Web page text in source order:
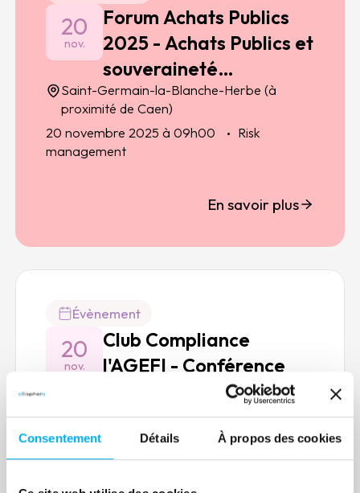
Consentement Détails À propos des cookies
20
nov.
Forum Achats Publics
2025 - Achats Publics et
souveraineté
alimentaire : un
engagement territorial
Saint-Germain-la-Blanche-Herbe (à
proximité de Caen)
20 novembre 2025 à 09h00
Risk
management
En savoir plus
Évènement
20
nov.
Club Compliance
l'AGEFI - Conférence
compétitivité
Évènement en ligne
20 novembre 2025 à 08h30
Compliance